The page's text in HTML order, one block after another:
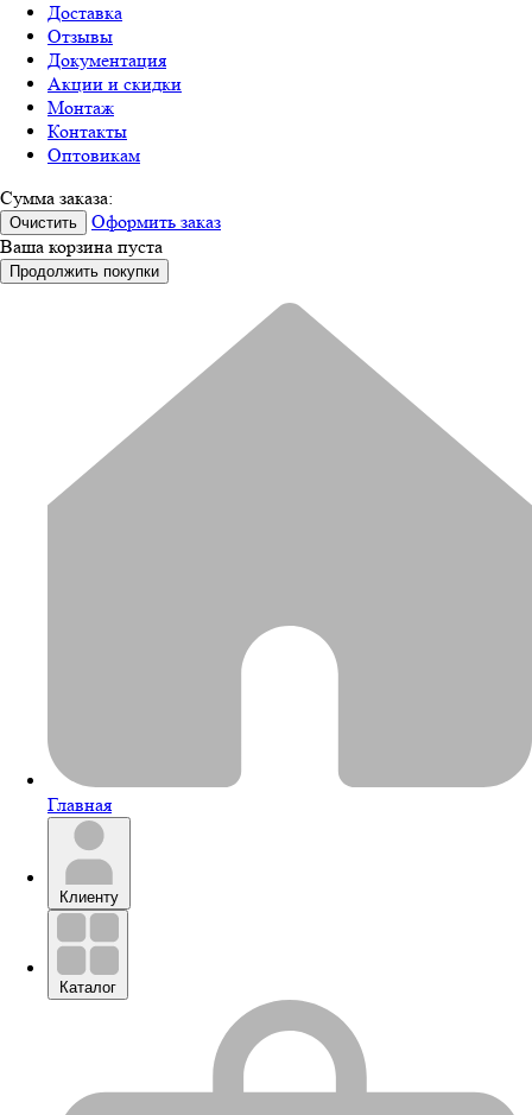
Доставка
Отзывы
Документация
Акции и скидки
Монтаж
Контакты
Оптовикам
Сумма заказа:
Очистить
Оформить заказ
Ваша корзина пуста
Продолжить покупки
Главная
Клиенту
Каталог